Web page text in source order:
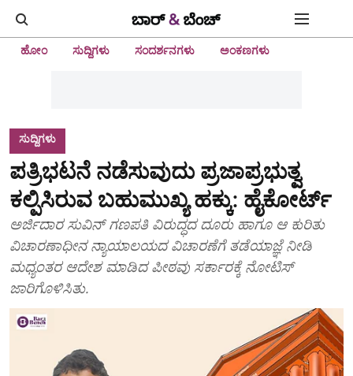
ಹೋಂ ಸುದ್ದಿಗಳು ಸಂದರ್ಶನಗಳು ಅಂಕಣಗಳು
ಸುದ್ದಿಗಳು
ಪತ್ರಿಭಟನೆ ನಡೆಸುವುದು ಪ್ರಜಾಪ್ರಭುತ್ವ
ಕಲ್ಪಿಸಿರುವ ಬಹುಮುಖ್ಯ ಹಕ್ಕು: ಹೈಕೋರ್ಟ್‌
ಅರ್ಜಿದಾರ ಸುವಿನ್ ಗಣಪತಿ ವಿರುದ್ಧದ ದೂರು ಹಾಗೂ ಆ ಕುರಿತು
ವಿಚಾರಣಾಧೀನ ನ್ಯಾಯಾಲಯದ ವಿಚಾರಣೆಗೆ ತಡೆಯಾಜ್ಞೆ ನೀಡಿ
ಮಧ್ಯಂತರ ಆದೇಶ ಮಾಡಿದ ಪೀಠವು ಸರ್ಕಾರಕ್ಕೆ ನೋಟಿಸ್
ಜಾರಿಗೊಳಿಸಿತು.